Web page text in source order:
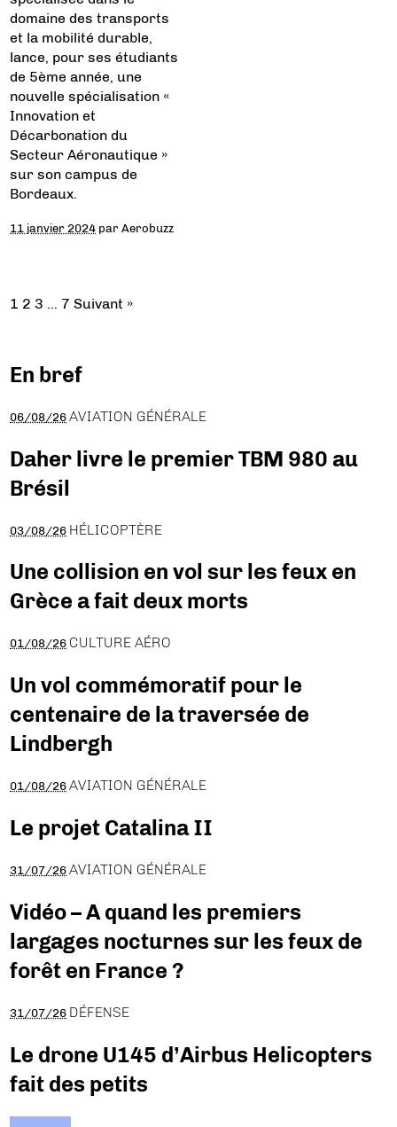
domaine des transports
et la mobilité durable,
lance, pour ses étudiants
de 5ème année, une
nouvelle spécialisation «
Innovation et
Décarbonation du
Secteur Aéronautique »
sur son campus de
Bordeaux.
11 janvier 2024 parAerobuzz
1 2 3 … 7 Suivant »
En bref
06/08/26 AVIATION GÉNÉRALE
Daher livre le premier TBM 980 au
Brésil
03/08/26 HÉLICOPTÈRE
Une collision en vol sur les feux en
Grèce a fait deux morts
01/08/26 CULTURE AÉRO
Un vol commémoratif pour le
centenaire de la traversée de
Lindbergh
01/08/26 AVIATION GÉNÉRALE
Le projet Catalina II
31/07/26 AVIATION GÉNÉRALE
Vidéo – A quand les premiers
largages nocturnes sur les feux de
forêt en France ?
31/07/26 DÉFENSE
Le drone U145 d’Airbus Helicopters
fait des petits